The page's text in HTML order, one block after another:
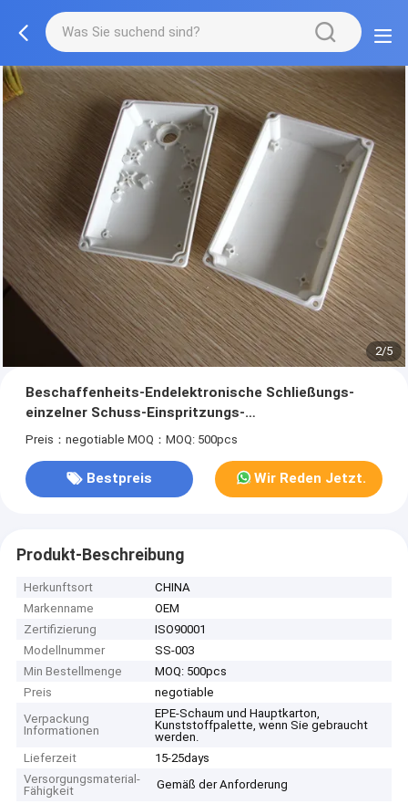
2/5
Beschaffenheits-Endelektronische Schließungs-
einzelner Schuss-Einspritzungs-
Gestaltungsdienstleistungen
Preis：negotiable MOQ：MOQ: 500pcs
Bestpreis Wir Reden Jetzt.
Produkt-Beschreibung
Herkunftsort
CHINA
Markenname
OEM
Zertifizierung
ISO90001
Modellnummer
SS-003
Min Bestellmenge
MOQ: 500pcs
Preis
negotiable
Verpackung
Informationen
EPE-Schaum und Hauptkarton,
Kunststoffpalette, wenn Sie gebraucht
werden.
Lieferzeit
15-25days
Versorgungsmaterial-
Fähigkeit
Gemäß der Anforderung